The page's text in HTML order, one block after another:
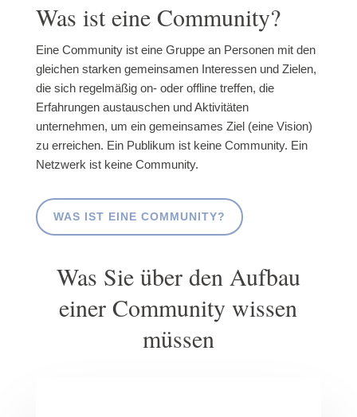
Was ist eine Community?
Eine Community ist eine Gruppe an Personen mit den
gleichen starken gemeinsamen Interessen und Zielen,
die sich regelmäßig on- oder offline treffen, die
Erfahrungen austauschen und Aktivitäten
unternehmen, um ein gemeinsames Ziel (eine Vision)
zu erreichen. Ein Publikum ist keine Community. Ein
Netzwerk ist keine Community.
WAS IST EINE COMMUNITY?
Was Sie über den Aufbau
einer Community wissen
müssen